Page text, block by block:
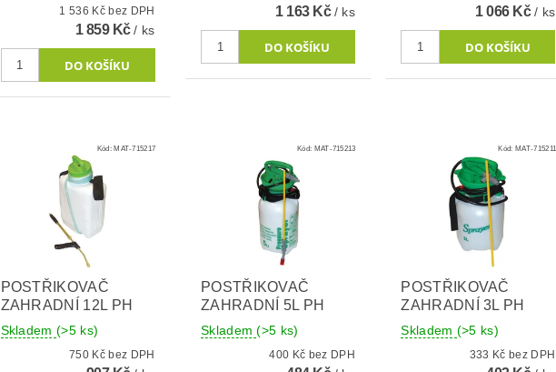
1 536 Kč bez DPH
1 859 Kč/ ks
1 163 Kč/ ks 1 066 Kč/ ks
Kód:MAT-715217
POSTŘIKOVAČ
ZAHRADNÍ 12L PH
Skladem(>5 ks)
750 Kč bez DPH
Kód: MAT-715213
POSTŘIKOVAČ
ZAHRADNÍ 5L PH
Skladem(>5 ks)
400 Kč bez DPH
Kód: MAT-715211
POSTŘIKOVAČ
ZAHRADNÍ 3L PH
Skladem (>5 ks)
333 Kč bez DPH